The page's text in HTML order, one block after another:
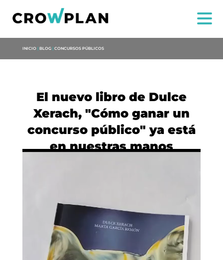
US
MARIA ANCHIETA
INICIO | BLOG | CONCURSOS PÚBLICOS
El nuevo libro de Dulce
Xerach, "Cómo ganar un
concurso público" ya está
en nuestras manos